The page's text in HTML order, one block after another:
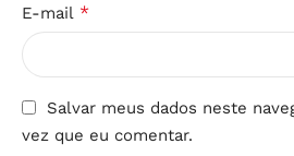
E-mail *
Salvar meus dados neste
vez que eu comentar.